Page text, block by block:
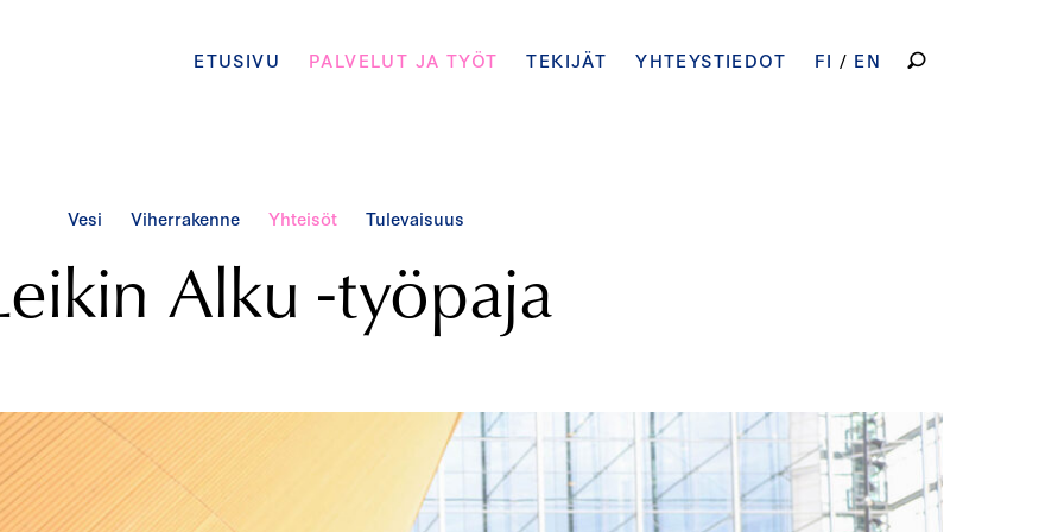
ETUSIVU
PALVELUT JA TYÖT TEKIJÄT YHTEYSTIEDOT FI EN
HAKU:
Vesi Viherrakenne Yhteisöt Tulevaisuus
Alku -työpaja